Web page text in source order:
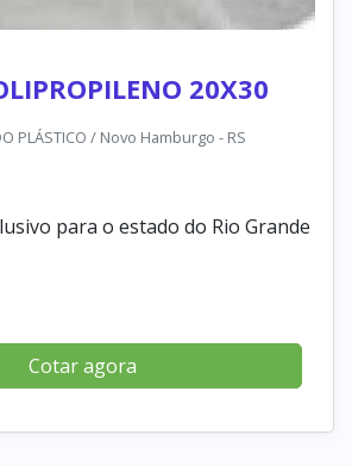
20X30
PLÁSTICO / Novo Hamburgo - RS
para o estado do Rio Grande
Cotar agora